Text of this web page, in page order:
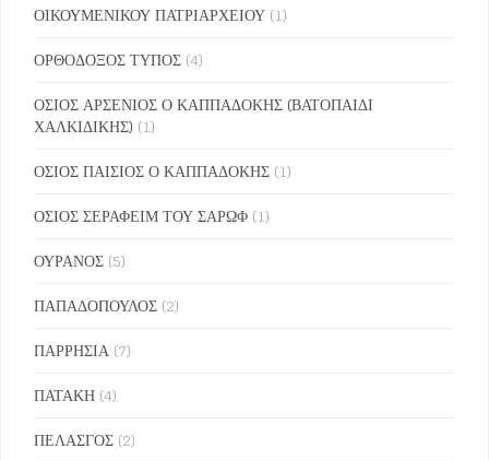
ΟΙΚΟΥΜΕΝΙΚΟΥ ΠΑΤΡΙΑΡΧΕΙΟΥ (1)
ΟΡΘΟΔΟΞΟΣ ΤΥΠΟΣ (4)
ΟΣΙΟΣ ΑΡΣΕΝΙΟΣ Ο ΚΑΠΠΑΔΟΚΗΣ (ΒΑΤΟΠΑΙΔΙ
ΧΑΛΚΙΔΙΚΗΣ) (1)
ΟΣΙΟΣ ΠΑΙΣΙΟΣ Ο ΚΑΠΠΑΔΟΚΗΣ (1)
ΟΣΙΟΣ ΣΕΡΑΦΕΙΜ ΤΟΥ ΣΑΡΩΦ (1)
ΟΥΡΑΝΟΣ (5)
ΠΑΠΑΔΟΠΟΥΛΟΣ (2)
ΠΑΡΡΗΣΙΑ (7)
ΠΑΤΑΚΗ (4)
ΠΕΛΑΣΓΟΣ (2)